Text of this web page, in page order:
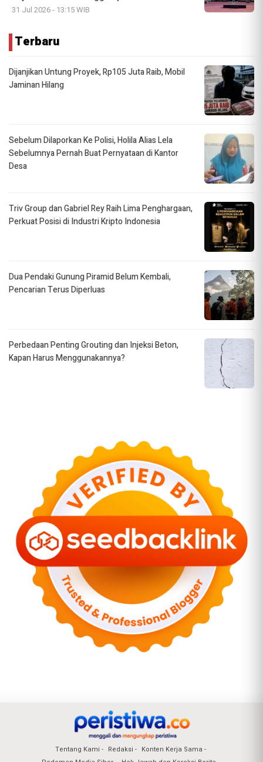
31 Jul 2026 - 13:15 WIB
Terbaru
Dijanjikan Untung Proyek, Rp105 Juta Raib, Mobil
Jaminan Hilang
Sebelum Dilaporkan Ke Polisi, Holila Alias Lela
Sebelumnya Pernah Buat Pernyataan di Kantor
Desa
Triv Group dan Gabriel Rey Raih Lima Penghargaan,
Perkuat Posisi di Industri Kripto Indonesia
Dua Pendaki Gunung Piramid Belum Kembali,
Pencarian Terus Diperluas
Perbedaan Penting Grouting dan Injeksi Beton,
Kapan Harus Menggunakannya?
Tentang Kami Redaksi
Konten Kerja Sama